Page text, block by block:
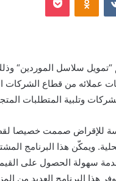
سلاسل الموردين“
عملائه من قطاع الشركات
وتلبية المتطلبات
للإقراض صممت خصيصا
. ويمكّن هذا البرنامج
سهولة الحصول على
هذا البرنامج العديد من